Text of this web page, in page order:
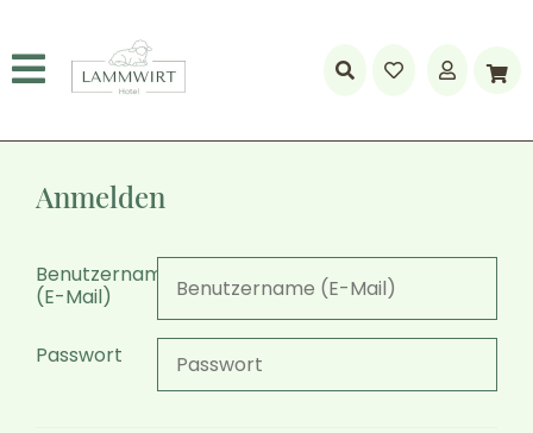
Anmelden
Benutzername
(E-Mail)
Passwort